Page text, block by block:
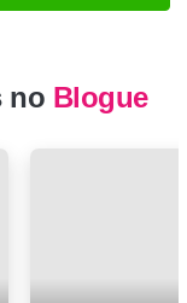
no Blogue